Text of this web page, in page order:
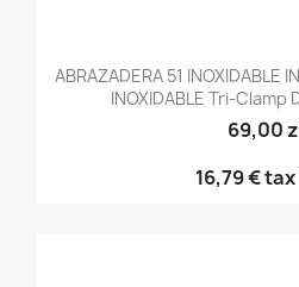
ABRAZADERA 51 INOXIDABLE
INOXIDABLE Tri-Clamp
69,00
16,79 €tax